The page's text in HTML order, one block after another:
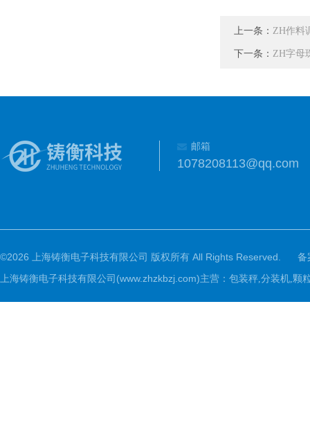
上一条： ZH作料
下一条： ZH字母
邮箱
1078208113@qq.com
©2026 上海铸衡电子科技有限公司 版权所有 All Rights Reserved.
备
上海铸衡电子科技有限公司(www.zhzkbzj.com)主营： 包装秤,分装机,颗